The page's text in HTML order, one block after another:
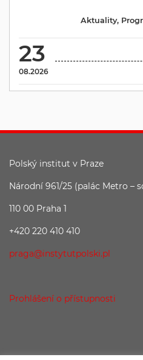
23
08.2026
Aktuality,
Polský institut v Praze
Národní 961/25 (palác Metro –
110 00 Praha 1
+420 220 410 410
praga@instytutpolski.pl
Prohlášení o přístupnosti